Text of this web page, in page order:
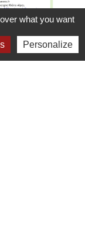
what you want
Personalize